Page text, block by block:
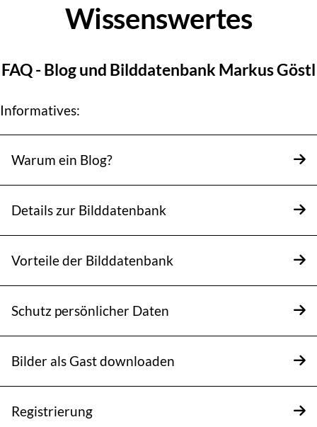
Wissenswertes
FAQ - Blog und Bilddatenbank Markus Göstl
Informatives:
Warum ein Blog?
Details zur Bilddatenbank
Vorteile der Bilddatenbank
Schutz persönlicher Daten
Bilder als Gast downloaden
Registrierung